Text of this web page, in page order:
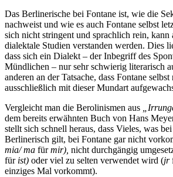
Das Berlinerische bei Fontane ist, wie die
nachweist und wie es auch Fontane selbst
sich nicht stringent und sprachlich rein, kann
dialektale Studien verstanden werden. Dies
dass sich ein Dialekt – der Inbegriff des
Mündlichen – nur sehr schwierig literarisch
anderen an der Tatsache, dass Fontane
ausschließlich mit dieser Mundart
Vergleicht man die Berolinismen aus
dem bereits erwähnten Buch von Hans
stellt sich schnell heraus, dass Vieles, was
Berlinerisch gilt, bei Fontane gar nicht
mia/ ma fürmir), nicht durchgängig
fürist) oder viel zu selten verwendet wird (jr
einziges Mal vorkommt).